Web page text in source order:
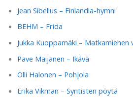
Jean Sibelius – Finlandia-hymni
BEHM – Frida
Jukka Kuoppamäki – Matkamiehen
Pave Maijanen – Ikävä
Olli Halonen – Pohjola
Erika Vikman – Syntisten pöytä